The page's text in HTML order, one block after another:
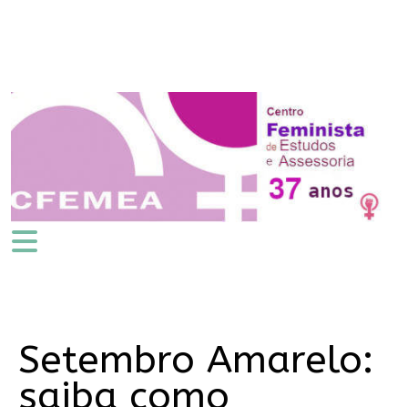
Setembro Amarelo:
saiba como